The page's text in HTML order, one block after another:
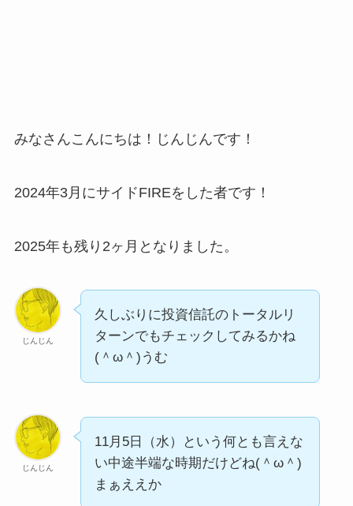
みなさんこんにちは！じんじんです！
2024年3月にサイドFIREをした者です！
2025年も残り2ヶ月となりました。
じんじん
久しぶりに投資信託のトータルリ
ターンでもチェックしてみるかね
(＾ω＾)うむ
じんじん
11月5日（水）という何とも言えな
い中途半端な時期だけどね(＾ω＾)
まぁええか